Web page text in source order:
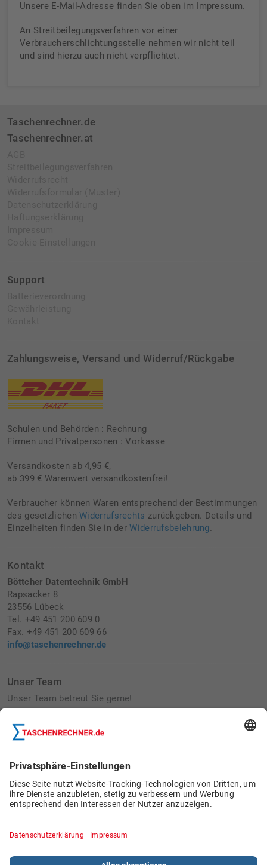
Unsere E-Mail-Adresse finden Sie oben im Impressum.
An Streitbeilegungsverfahren vor einer
Verbraucherschlichtungsstelle nehmen wir nicht teil
und sind hierzu auch nicht verpflichtet.
Taschenrechner.de
Taschenrechner.at
Support
Zahlungsweise, Versand und Widerruf/Rückgabe
Schulen und Behörden : Rechnung
Firmen und Privatpersonen : Vorkasse
Versandkosten ab 4,95 €,
ab 399 € Warenwert versandkostenfrei!
Verbraucher können Waren entsprechend der Bestimmungen
des gesetzlichenWiderrufsrechts zurückgeben. Details und
Einzelheiten finden Sie in derWiderrufsbelehrung.
Kontakt
Böttcher Datentechnik GmbH
Rapsacker 8
23556 Lübeck
Tel. +49 451 200 609 0
Fax. +49 451 200 609 66
info@taschenrechner.de
Unser Team
Unser Team betreut Sie gerne!
Bau von Wildbienennisthilfen